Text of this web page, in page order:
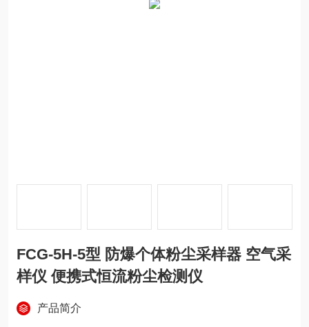
FCG-5H-5型 防爆个体粉尘采样器 空气采
样仪 便携式恒流粉尘检测仪
产品简介